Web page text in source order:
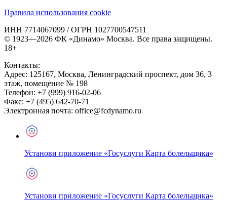
Правила использования cookie
ИНН 7714067099 / ОГРН 1027700547511
© 1923—2026 ФК «Динамо» Москва. Все права защищены.
18+
Контакты:
Адрес: 125167, Москва, Ленинградский проспект, дом 36, 3
этаж, помещение № 198
Телефон: +7 (999) 916-02-06
Факс: +7 (495) 642-70-71
Электронная почта: office@fcdynamo.ru
Установи приложение «Госуслуги Карта болельщика»
Установи приложение «Госуслуги Карта болельщика»